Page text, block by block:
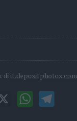
di it.depositphotos.com